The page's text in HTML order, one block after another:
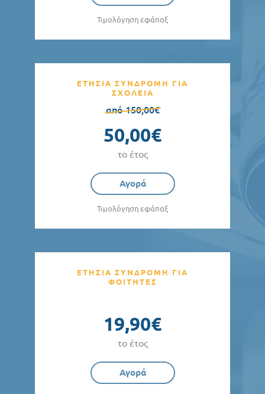
Τιμολόγηση εφάπαξ
ΕΤΗΣΙΑ ΣΥΝΔΡΟΜΗ ΓΙΑ
ΣΧΟΛΕΙΑ
από 150,00€
50,00€
το έτος
Αγορά
Τιμολόγηση εφάπαξ
ΕΤΗΣΙΑ ΣΥΝΔΡΟΜΗ ΓΙΑ
ΦΟΙΤΗΤΕΣ
19,90€
το έτος
Αγορά